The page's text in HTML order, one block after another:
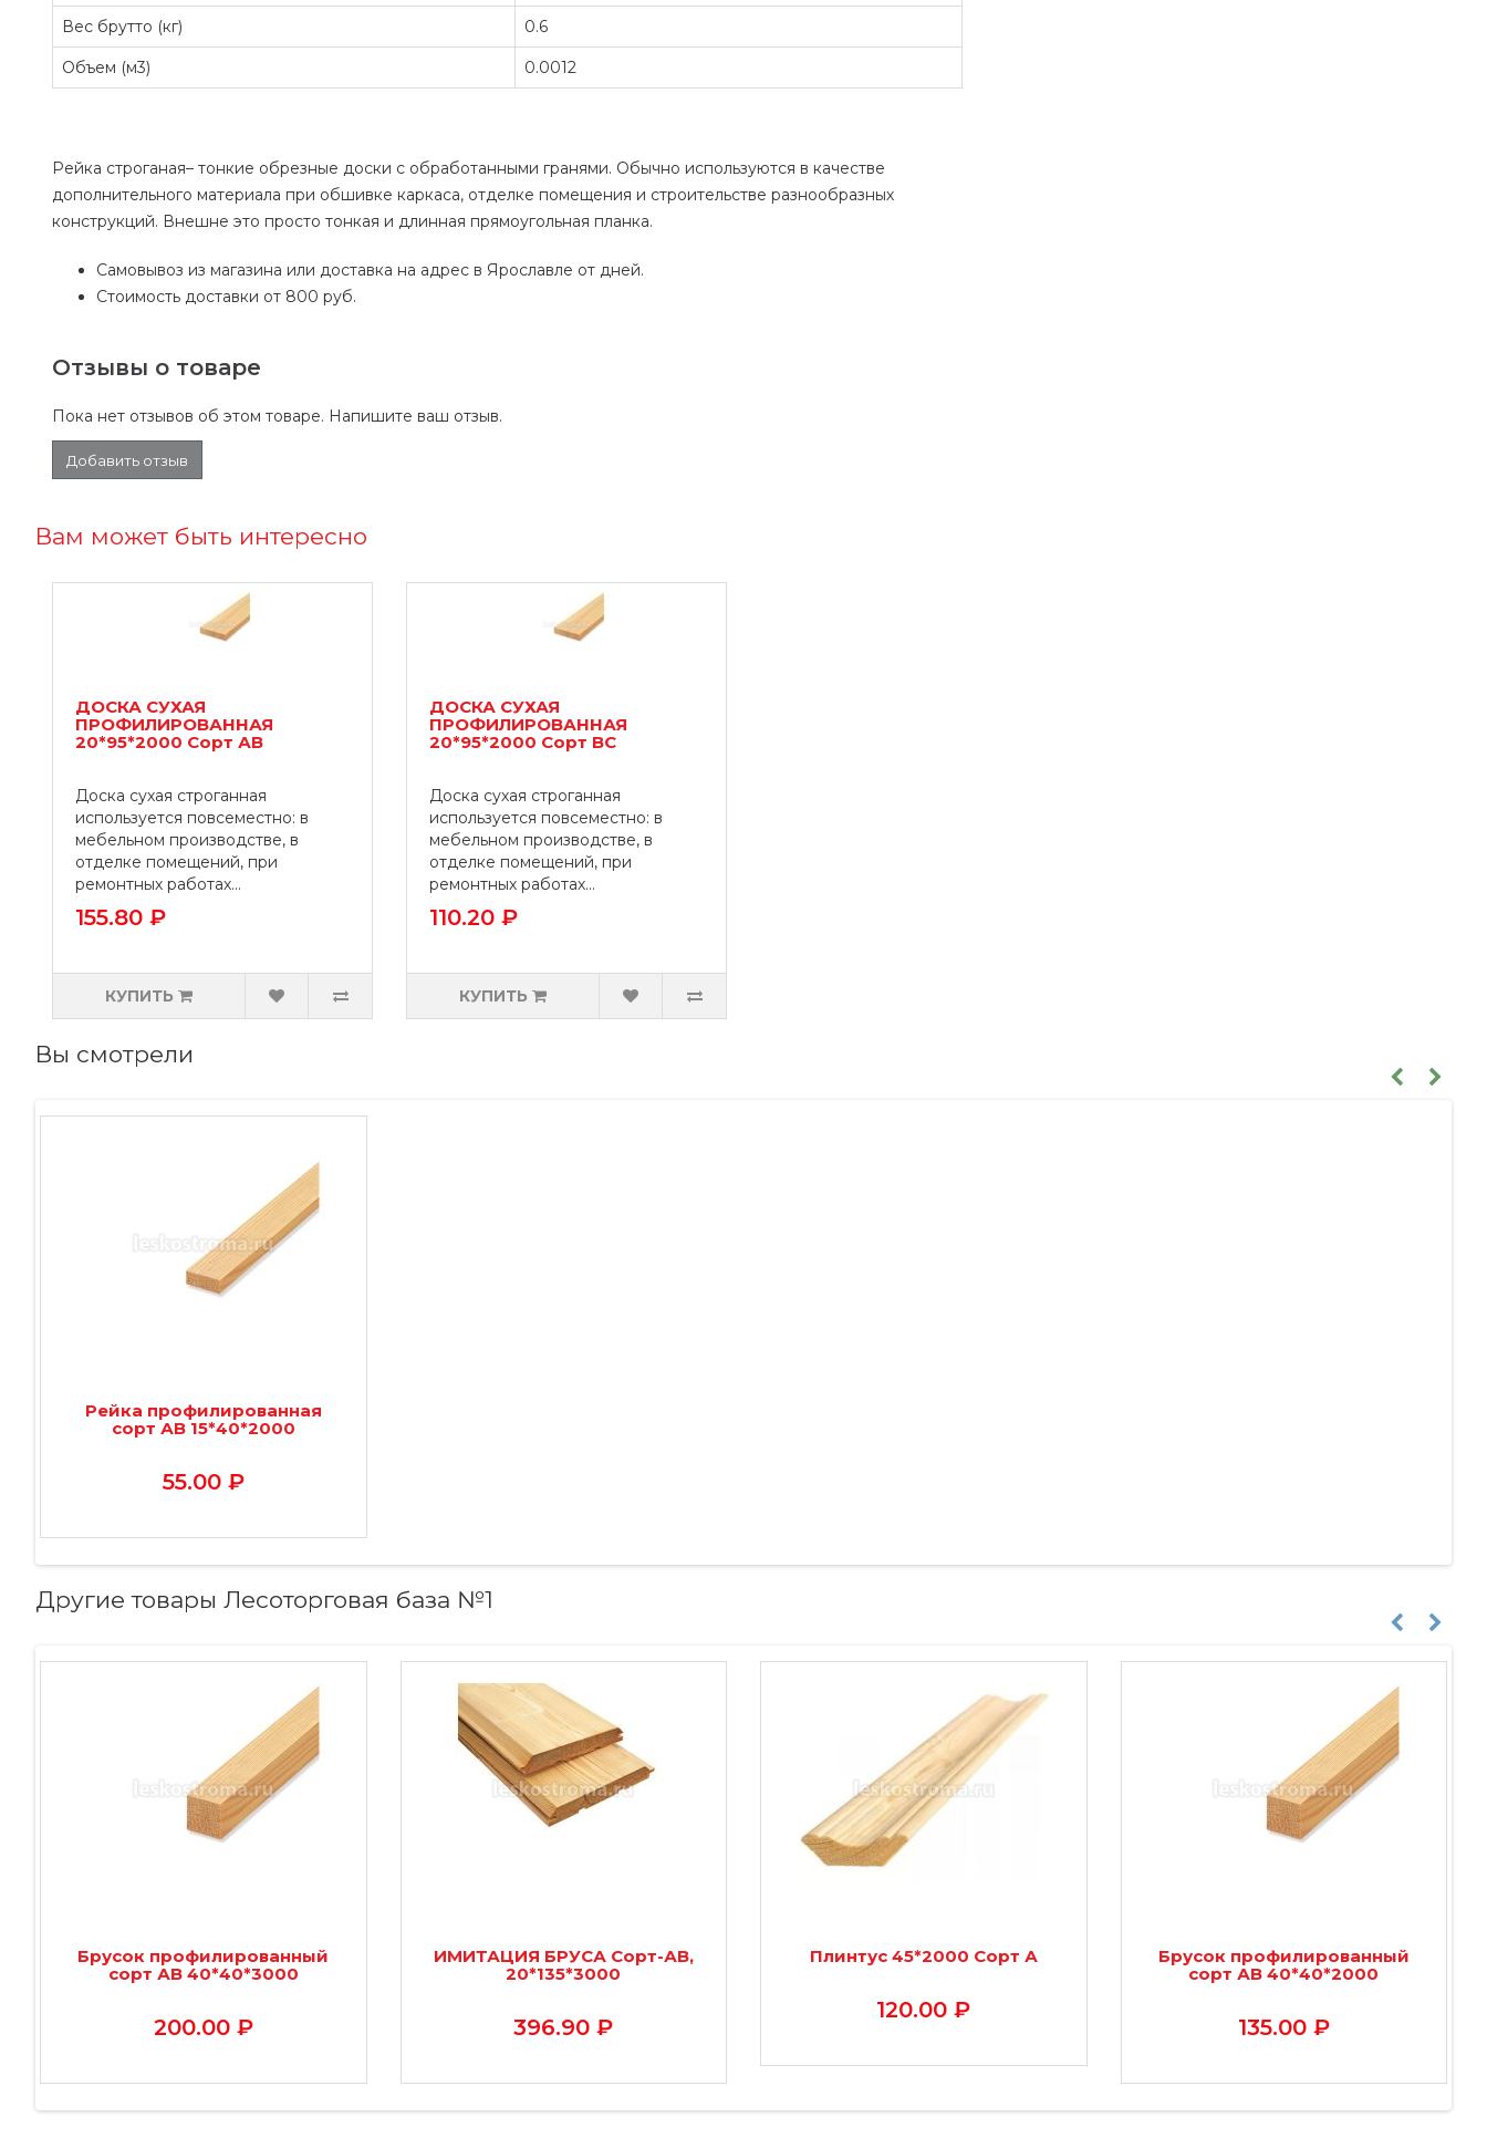
Вес брутто (кг) 0.6
Объем (м3) 0.0012
Рейка строганая– тонкие обрезные доски с обработанными гранями. Обычно используются в качестве
дополнительного материала при обшивке каркаса, отделке помещения и строительстве разнообразных
конструкций. Внешне это просто тонкая и длинная прямоугольная планка.
Самовывоз из магазина или доставка на адрес в Ярославле от дней.
Стоимость доставки от 800 руб.
Отзывы о товаре
Пока нет отзывов об этом товаре. Напишите ваш отзыв.
Добавить отзыв
Вам может быть интересно
ДОСКА СУХАЯ
ПРОФИЛИРОВАННАЯ
20*95*2000 Сорт АВ
Доска сухая строганная
используется повсеместно: в
мебельном производстве, в
отделке помещений, при
ремонтных работах...
155.80 ₽
КУПИТЬ
ДОСКА СУХАЯ
ПРОФИЛИРОВАННАЯ
20*95*2000 Сорт ВС
Доска сухая строганная
используется повсеместно: в
мебельном производстве, в
отделке помещений, при
ремонтных работах...
110.20 ₽
КУПИТЬ
Вы смотрели
Рейка профилированная
сорт АВ 15*40*2000
55.00 ₽
Другие товары Лесоторговая база №1
Брусок профилированный
сорт АВ 40*40*3000
200.00 ₽
ИМИТАЦИЯ БРУСА Сорт-АВ,
20*135*3000
396.90 ₽
Плинтус 45*2000 Сорт А
120.00 ₽
Брусок профилированный
сорт АВ 40*40*2000
135.00 ₽